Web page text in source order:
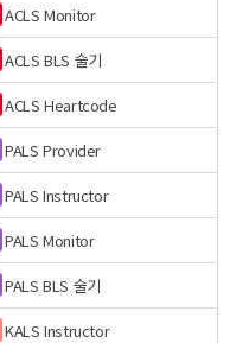
ACLS Monitor
ACLS BLS 술기
ACLS Heartcode
PALS Provider
PALS Instructor
PALS Monitor
PALS BLS 술기
KALS Instructor